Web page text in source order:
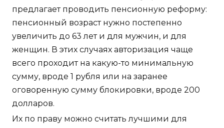
предлагает проводить пенсионную реформу:
пенсионный возраст нужно постепенно
увеличить до 63 лет и для мужчин, и для
женщин. В этих случаях авторизация чаще
всего проходит на какую-то минимальную
сумму, вроде 1 рубля или на заранее
оговоренную сумму блокировки, вроде 200
долларов.
Их по праву можно считать лучшими для